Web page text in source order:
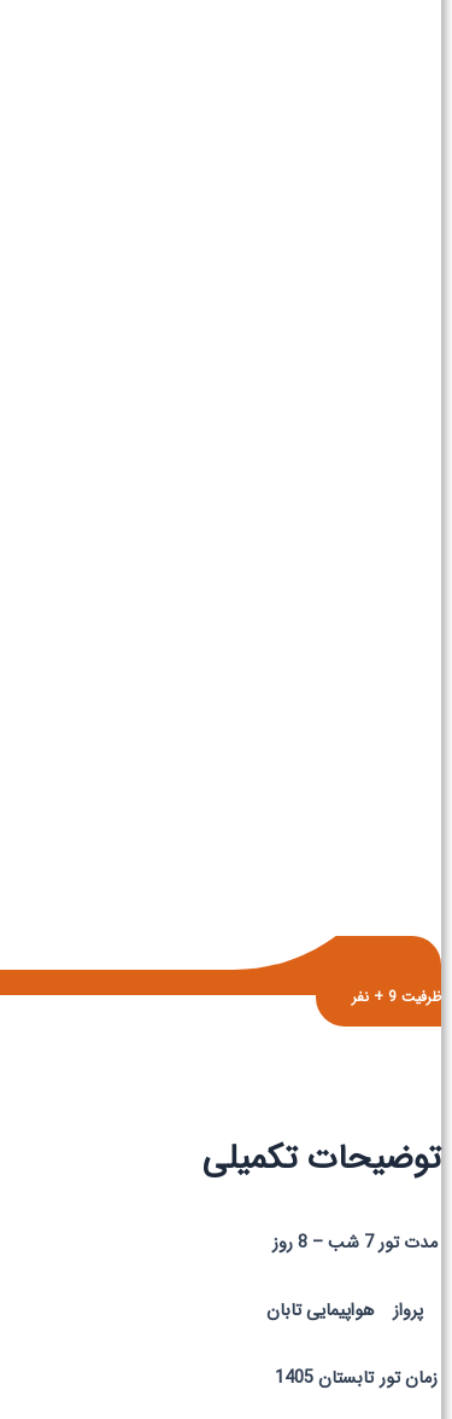
ظرفیت 9 + نفر
توضیحات تکمیلی
مدت تور7 شب – 8 روز
پرواز هواپیمایی تابان
زمان تورتابستان 1405